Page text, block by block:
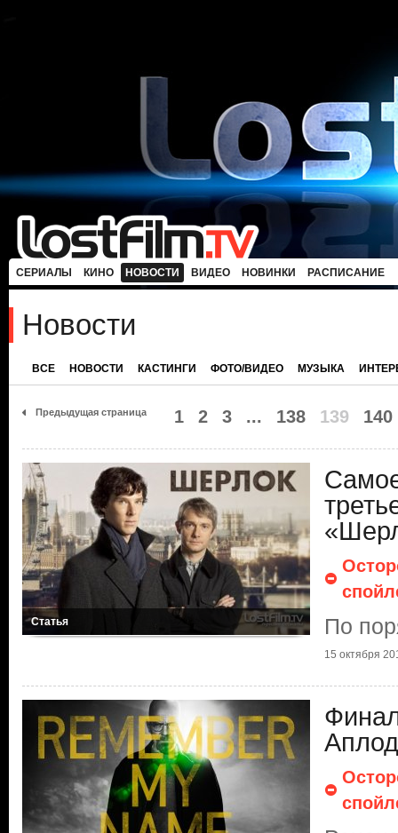
СЕРИАЛЫ КИНО НОВОСТИ ВИДЕО НОВИНКИ РАСПИСАНИЕ
Новости
ВСЕ НОВОСТИ КАСТИНГИ ФОТО/ВИДЕО МУЗЫКА
Предыдущая страница 1 2 3 ... 138 139 140
Статья По
15 октября